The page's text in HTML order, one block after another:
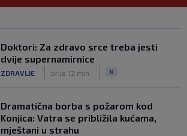
KOŠARKA prije 4 h
NOGOMET
|
prije 4 h
| 0
Doktori: Za zdravo srce treba jesti
dvije supernamirnice
ZDRAVLJE prije 12 min 0
Dramatična borba s požarom kod
Konjica: Vatra se približila kućama,
mještani u strahu